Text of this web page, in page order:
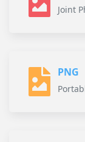
Joint
PNG